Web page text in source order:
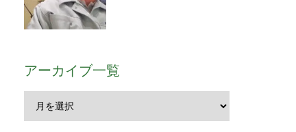
アーカイブ一覧